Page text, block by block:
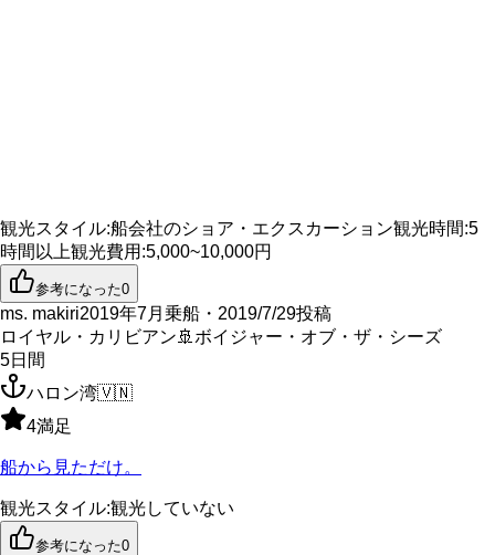
観光スタイル:船会社のショア・エクスカーション観光時間:5
時間以上観光費用 :5,000~10,000円
参考になった0
ms. makiri2019年7月乗船・2019/7/29投稿
ロイヤル・カリビアン 🚢 ボイジャー・オブ・ザ・シーズ
5日間
ハロン湾🇻🇳
4満足
船から見ただけ。
観光スタイル:観光していない
参考になった0